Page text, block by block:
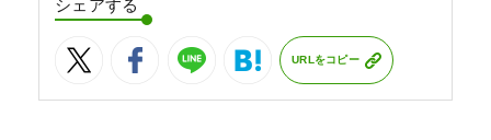
シェアする
URLをコピー